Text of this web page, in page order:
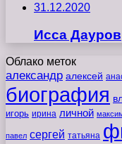
31.12.2020
Исса Дауров
Облако меток
александр алексей
биография
игорь ирина личной
павел сергей татьяна